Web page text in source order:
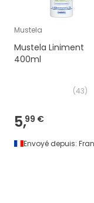
Mustela
Mustela Liniment
400ml
(43)
5,99 €
Envoyé depuis: